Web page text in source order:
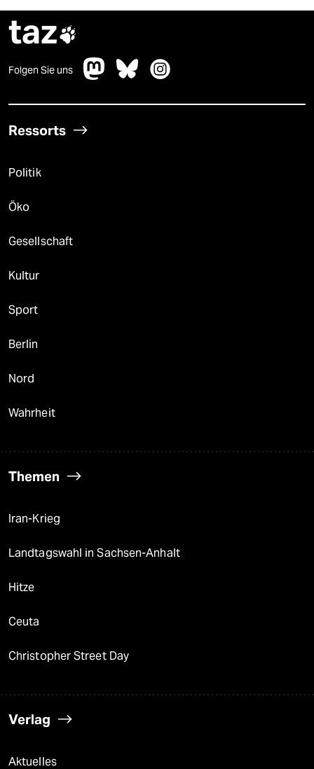
taz
Folgen Sie uns
Ressorts
Politik
Öko
Gesellschaft
Kultur
Sport
Berlin
Nord
Wahrheit
Themen
Iran-Krieg
Landtagswahl in Sachsen-Anhalt
Hitze
Ceuta
Christopher Street Day
Verlag
Aktuelles